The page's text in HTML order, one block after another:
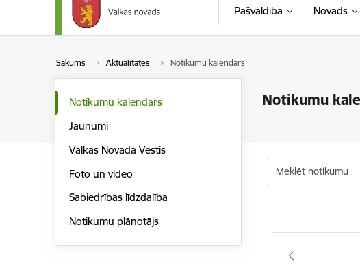
Pašvaldība Novads
Sākums Aktualitātes Notikumu kalendārs
Notikumu
Notikumu kalendārs
Jaunumi
Valkas Novada Vēstis
Foto un video
Sabiedrības līdzdalība
Notikumu plānotājs
Meklēt notikumu